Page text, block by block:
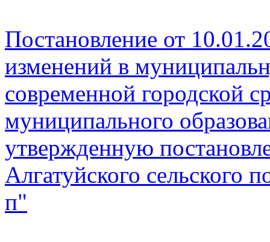
Постановление от
изменений в
современной городской
муниципального
утвержденную
Алгатуйского сельского
п"